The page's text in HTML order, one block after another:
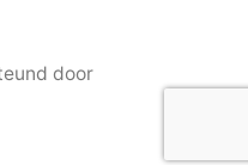
door